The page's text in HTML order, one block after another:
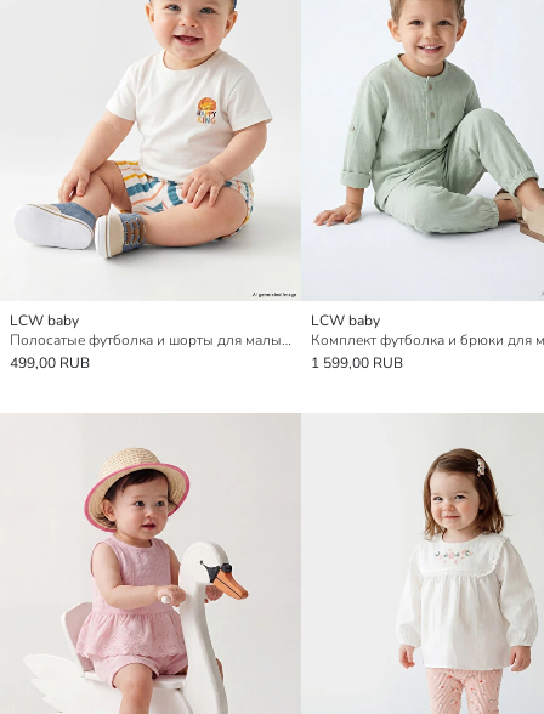
LCW baby
Полосатые футболка и шорты для малышей мальчиков
499,00 RUB
LCW baby
1 599,00 RUB